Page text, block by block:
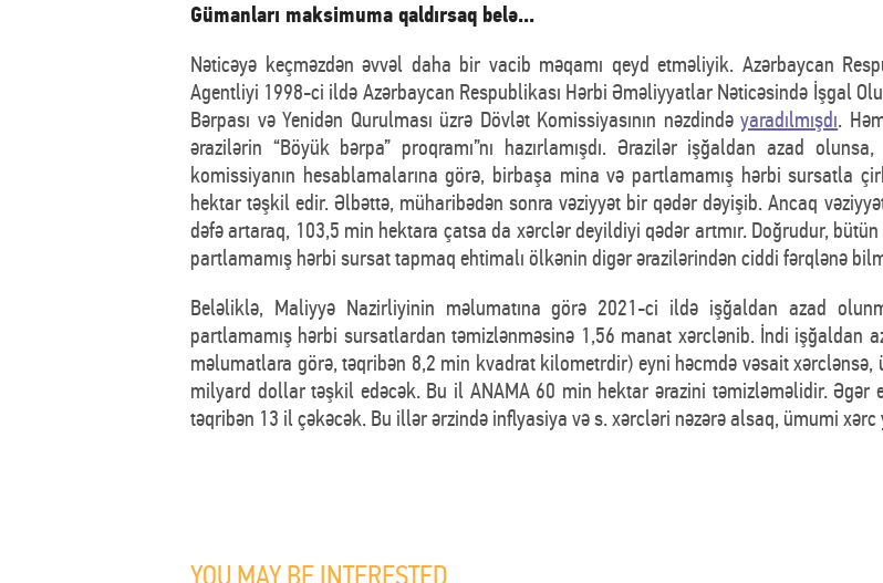
Gümanları maksimuma qaldırsaq belə...
Nəticəyə keçməzdən əvvəl daha bir vacib məqamı qeyd etməliyik. Azərbaycan
Agentliyi 1998-ci ildə Azərbaycan Respublikası Hərbi Əməliyyatlar Nəticəsində İşgal
Bərpası və Yenidən Qurulması üzrə Dövlət Komissiyasının nəzdindəyaradılmışdı.
ərazilərin “Böyük bərpa” proqramı”nı hazırlamışdı. Ərazilər işğaldan azad
komissiyanın hesablamalarına görə, birbaşa mina və partlamamış hərbi sursatla
hektar təşkil edir. Əlbəttə, müharibədən sonra vəziyyət bir qədər dəyişib. Ancaq
dəfə artaraq, 103,5 min hektara çatsa da xərclər deyildiyi qədər artmır. Doğrudur,
partlamamış hərbi sursat tapmaq ehtimalı ölkənin digər ərazilərindən ciddi fərqlənə
Beləliklə, Maliyyə Nazirliyinin məlumatına görə 2021-ci ildə işğaldan azad
partlamamış hərbi sursatlardan təmizlənməsinə 1,56 manat xərclənib. İndi işğaldan
məlumatlara görə, təqribən 8,2 min kvadrat kilometrdir) eyni həcmdə vəsait
milyard dollar təşkil edəcək. Bu il ANAMA 60 min hektar ərazini təmizləməlidir.
təqribən 13 il çəkəcək. Bu illər ərzində inflyasiya və s. xərcləri nəzərə alsaq, ümumi
YOU MAY BE INTERESTED